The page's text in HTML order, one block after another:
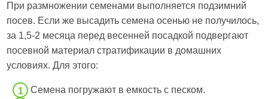
При размножении семенами выполняется подзимний
посев. Если же высадить семена осенью не получилось,
за 1,5-2 месяца перед весенней посадкой подвергают
посевной материал стратификации в домашних
условиях. Для этого:
Семена погружают в емкость с песком.